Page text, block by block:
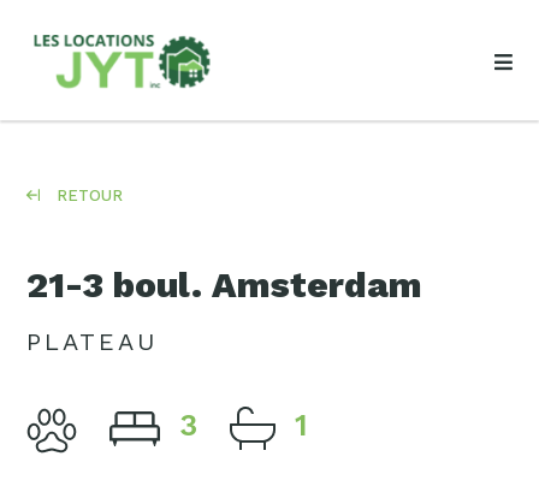
RETOUR
21-3 boul. Amsterdam
PLATEAU
3 1